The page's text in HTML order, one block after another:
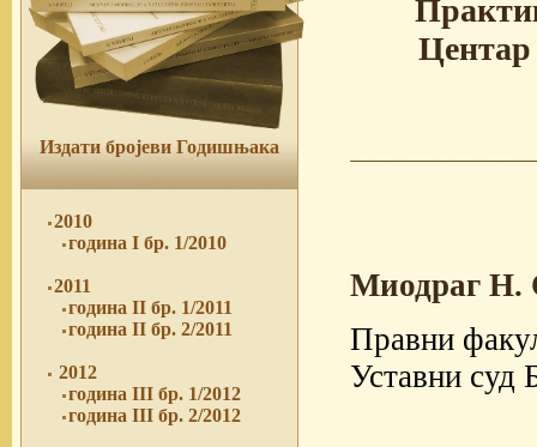
Издати бројеви Годишњака
2010
година I бр. 1/2010
2011
година II бр. 1/2011
година II бр. 2/2011
2012
година III бр. 1/2012
година III бр. 2/2012
Центар
Миодраг Н.
Правни
Уставни суд